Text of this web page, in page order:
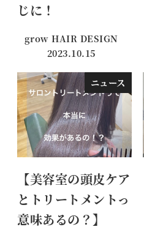
じに！
grow HAIR DESIGN
投稿日
2023.10.15
ニュース
【美容室の頭皮ケア
とトリートメントっ
意味あるの？】